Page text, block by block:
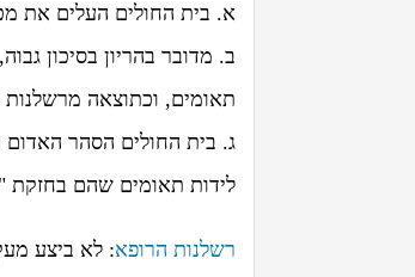
א. בית החולים העלים את
ב. מדובר בהריון בסיכון
תאומים, וכתוצאה מרשלנות
ג. בית החולים הסהר האדום
לידות תאומים שהם בחזקת
רשלנות הרופא: לא ביצע